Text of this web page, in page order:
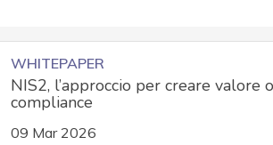
WHITEPAPER
NIS2, l’approccio per creare valore
compliance
09 Mar 2026